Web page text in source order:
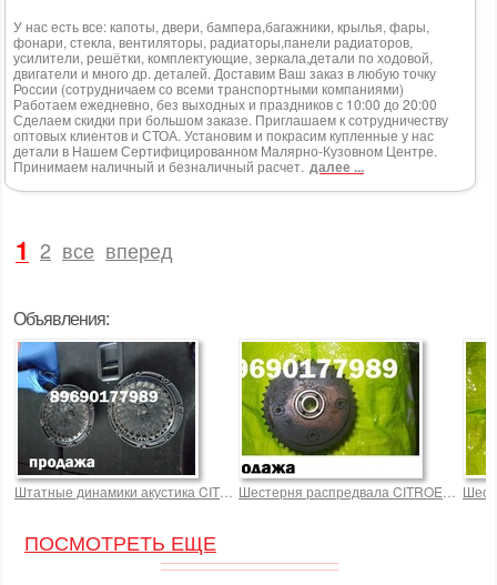
Объявления:
Штатные динамики акустика CITROEN C3 PICASSOШестерня распредвала CITROEN C3
ПОСМОТРЕТЬ ЕЩЕ
У нас есть все: капоты, двери, бампера,багажники, крылья, фары,
фонари, стекла, вентиляторы, радиаторы,панели радиаторов,
усилители, решётки, комплектующие, зеркала,детали по ходовой,
двигатели и много др. деталей. Доставим Ваш заказ в любую точку
России (сотрудничаем со всеми транспортными компаниями)
Работаем ежедневно, без выходных и праздников с 10:00 до 20:00
Сделаем скидки при большом заказе. Приглашаем к сотрудничеству
оптовых клиентов и СТОА. Установим и покрасим купленные у нас
детали в Нашем Сертифицированном Малярно-Кузовном Центре.
Принимаем наличный и безналичный расчет. далее ...
1 2 все вперед